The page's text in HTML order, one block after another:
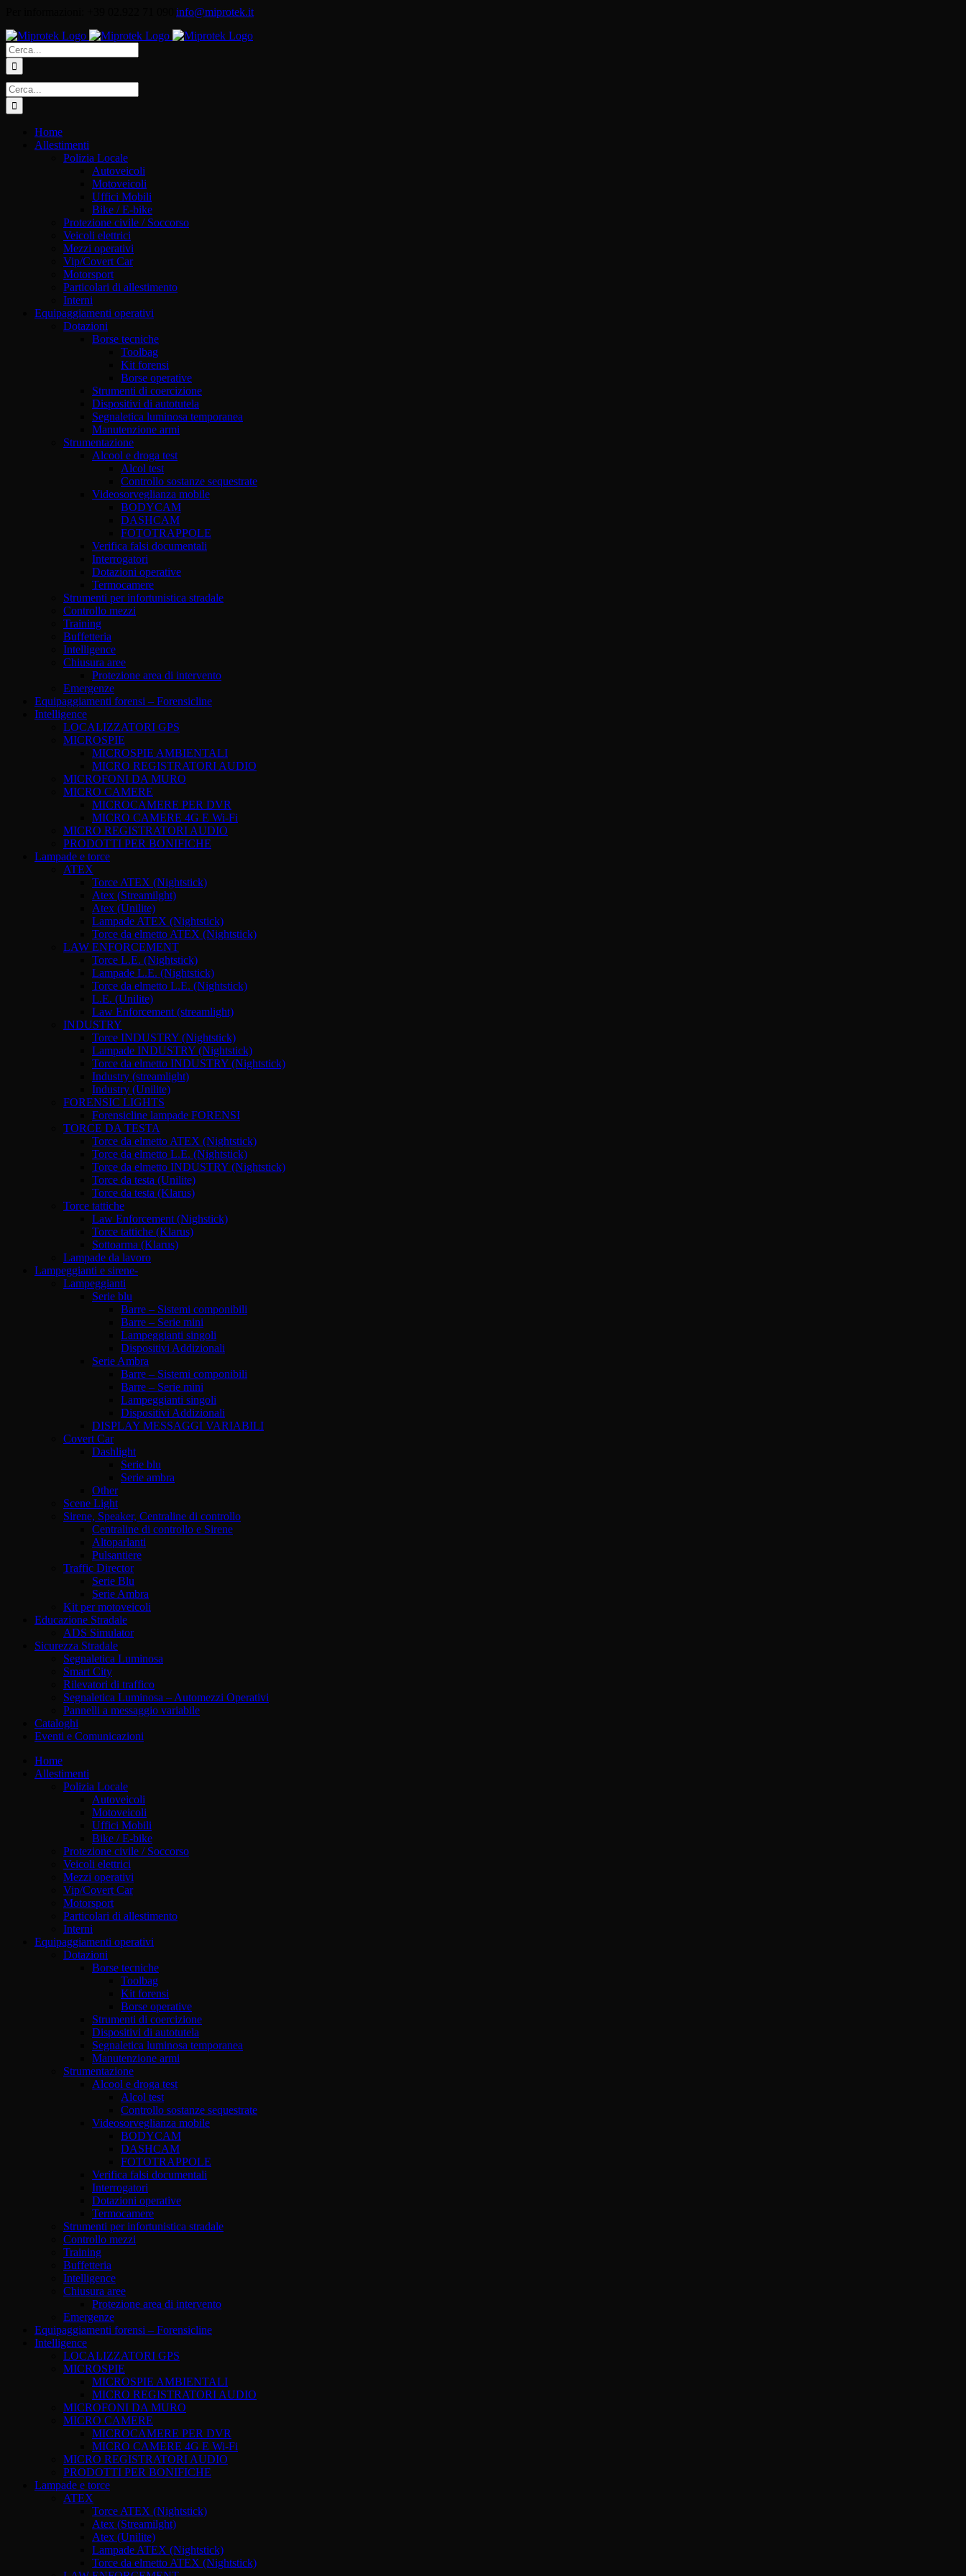
contenuto
info@miprotek.it
Cerca
per:
Cerca
per:
Home
Allestimenti
Polizia Locale
Autoveicoli
Motoveicoli
Uffici Mobili
Bike / E-bike
Protezione civile / Soccorso
Veicoli elettrici
Mezzi operativi
Vip/Covert Car
Motorsport
Particolari di allestimento
Interni
Equipaggiamenti operativi
Dotazioni
Borse tecniche
Toolbag
Kit forensi
Borse operative
Strumenti di coercizione
Dispositivi di autotutela
Segnaletica luminosa temporanea
Manutenzione armi
Strumentazione
Alcool e droga test
Alcol test
Controllo sostanze sequestrate
Videosorveglianza mobile
BODYCAM
DASHCAM
FOTOTRAPPOLE
Verifica falsi documentali
Interrogatori
Dotazioni operative
Termocamere
Strumenti per infortunistica stradale
Controllo mezzi
Training
Buffetteria
Intelligence
Chiusura aree
Protezione area di intervento
Emergenze
Equipaggiamenti forensi – Forensicline
Intelligence
LOCALIZZATORI GPS
MICROSPIE
MICROSPIE AMBIENTALI
MICRO REGISTRATORI AUDIO
MICROFONI DA MURO
MICRO CAMERE
MICROCAMERE PER DVR
MICRO CAMERE 4G E Wi-Fi
MICRO REGISTRATORI AUDIO
PRODOTTI PER BONIFICHE
Lampade e torce
ATEX
Torce ATEX (Nightstick)
Atex (Streamilght)
Atex (Unilite)
Lampade ATEX (Nightstick)
Torce da elmetto ATEX (Nightstick)
LAW ENFORCEMENT
Torce L.E. (Nightstick)
Lampade L.E. (Nightstick)
Torce da elmetto L.E. (Nightstick)
L.E. (Unilite)
Law Enforcement (streamlight)
INDUSTRY
Torce INDUSTRY (Nightstick)
Lampade INDUSTRY (Nightstick)
Torce da elmetto INDUSTRY (Nightstick)
Industry (streamlight)
Industry (Unilite)
FORENSIC LIGHTS
Forensicline lampade FORENSI
TORCE DA TESTA
Torce da elmetto ATEX (Nightstick)
Torce da elmetto L.E. (Nightstick)
Torce da elmetto INDUSTRY (Nightstick)
Torce da testa (Unilite)
Torce da testa (Klarus)
Torce tattiche
Law Enforcement (Nighstick)
Torce tattiche (Klarus)
Sottoarma (Klarus)
Lampade da lavoro
Lampeggianti e sirene-
Lampeggianti
Serie blu
Barre – Sistemi componibili
Barre – Serie mini
Lampeggianti singoli
Dispositivi Addizionali
Serie Ambra
Barre – Sistemi componibili
Barre – Serie mini
Lampeggianti singoli
Dispositivi Addizionali
DISPLAY MESSAGGI VARIABILI
Covert Car
Dashlight
Serie blu
Serie ambra
Other
Scene Light
Sirene, Speaker, Centraline di controllo
Centraline di controllo e Sirene
Altoparlanti
Pulsantiere
Traffic Director
Serie Blu
Serie Ambra
Kit per motoveicoli
Educazione Stradale
ADS Simulator
Sicurezza Stradale
Segnaletica Luminosa
Smart City
Rilevatori di traffico
Segnaletica Luminosa – Automezzi Operativi
Pannelli a messaggio variabile
Cataloghi
Eventi e Comunicazioni
Home
Allestimenti
Polizia Locale
Autoveicoli
Motoveicoli
Uffici Mobili
Bike / E-bike
Protezione civile / Soccorso
Veicoli elettrici
Mezzi operativi
Vip/Covert Car
Motorsport
Particolari di allestimento
Interni
Equipaggiamenti operativi
Dotazioni
Borse tecniche
Toolbag
Kit forensi
Borse operative
Strumenti di coercizione
Dispositivi di autotutela
Segnaletica luminosa temporanea
Manutenzione armi
Strumentazione
Alcool e droga test
Alcol test
Controllo sostanze sequestrate
Videosorveglianza mobile
BODYCAM
DASHCAM
FOTOTRAPPOLE
Verifica falsi documentali
Interrogatori
Dotazioni operative
Termocamere
Strumenti per infortunistica stradale
Controllo mezzi
Training
Buffetteria
Intelligence
Chiusura aree
Protezione area di intervento
Emergenze
Equipaggiamenti forensi – Forensicline
Intelligence
LOCALIZZATORI GPS
MICROSPIE
MICROSPIE AMBIENTALI
MICRO REGISTRATORI AUDIO
MICROFONI DA MURO
MICRO CAMERE
MICROCAMERE PER DVR
MICRO CAMERE 4G E Wi-Fi
MICRO REGISTRATORI AUDIO
PRODOTTI PER BONIFICHE
Lampade e torce
ATEX
Torce ATEX (Nightstick)
Atex (Streamilght)
Atex (Unilite)
Lampade ATEX (Nightstick)
Torce da elmetto ATEX (Nightstick)